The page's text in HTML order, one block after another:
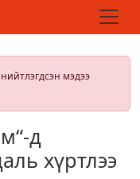
мэдээ
д
хүртлээ